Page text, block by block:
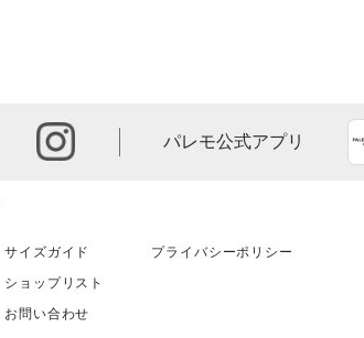
instagram
パレモ公式アプリ
サイズガイド
ショップリスト
お問い合わせ
プライバシーポリシー